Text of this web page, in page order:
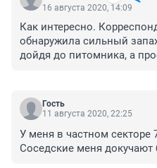
16 августа 2020, 14:09
Как интересно.
обнаружила сильный
дойдя до питомника, а
Интересно, кто это тут с
пытается помочь
недостоверные сведения?
Гость
11 августа 2020, 22:25
У меня в частном секторе
Соседские меня докучают